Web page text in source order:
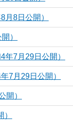
月8日公開）
）
年7月29日公開）
7月29日公開）
開）